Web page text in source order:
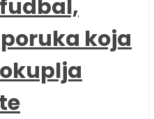
koja